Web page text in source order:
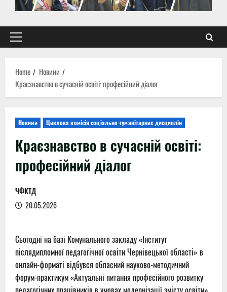
Primary
Home
Новини
Краєзнавство в сучасній освіті: професійний діалог
Новини Циклова комісія соціально-гуманітарних дисциплін
Краєзнавство в сучасній освіті:
професійний діалог
ЧФКТД
20.05.2026
Сьогодні на базі Комунального закладу «Інститут
післядипломної педагогічної освіти Чернівецької області» в
онлайн-форматі відбувся обласний науково-методичний
форум-практикум«Актуальні питання професійного розвитку